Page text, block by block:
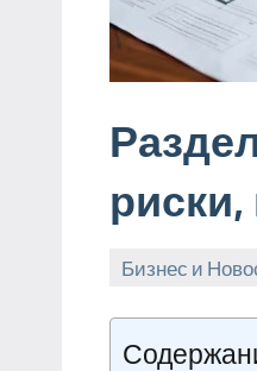
Бизнес и
февраля
2026
комментариев